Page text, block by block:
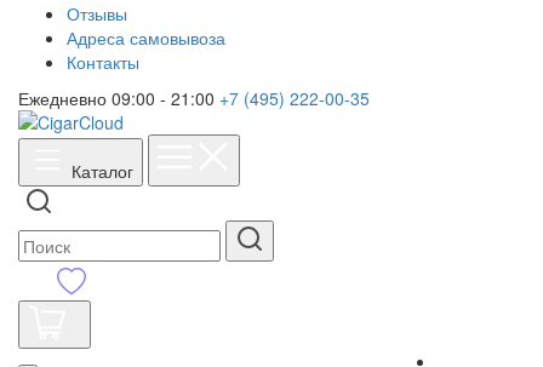
Отзывы
Адреса самовывоза
Контакты
Ежедневно 09:00 - 21:00 +7 (495) 222-00-35
Каталог